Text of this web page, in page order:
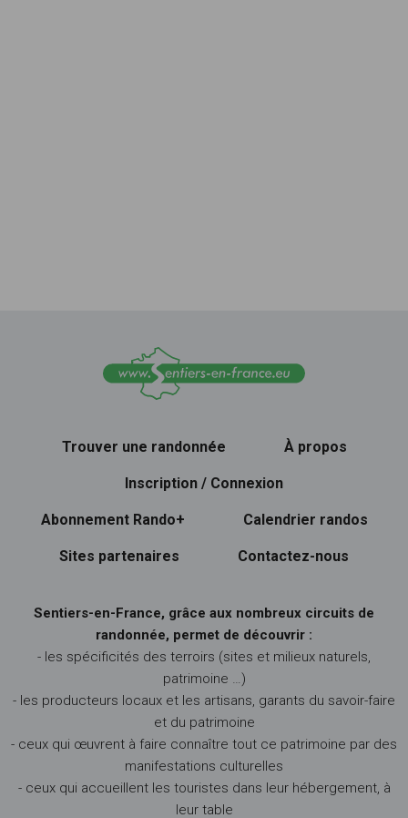
Trouver une randonnée À propos
Inscription / Connexion
Abonnement Rando+ Calendrier randos
Sites partenaires Contactez-nous
Sentiers-en-France, grâce aux nombreux circuits de
randonnée, permet de découvrir :
- les spécificités des terroirs (sites et milieux naturels,
patrimoine …)
- les producteurs locaux et les artisans, garants du savoir-faire
et du patrimoine
- ceux qui œuvrent à faire connaître tout ce patrimoine par des
manifestations culturelles
- ceux qui accueillent les touristes dans leur hébergement, à
leur table